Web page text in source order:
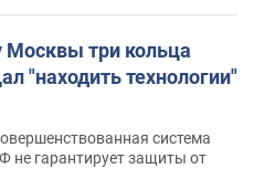
Москвы три кольца
"находить технологии"
система
не гарантирует защиты от